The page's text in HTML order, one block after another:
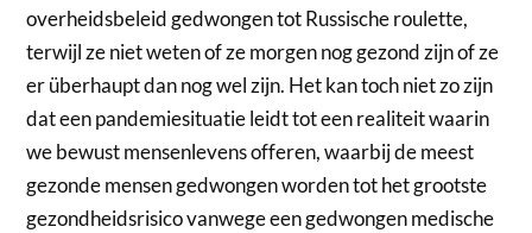
overheidsbeleid gedwongen tot Russische roulette,
terwijl ze niet weten of ze morgen nog gezond zijn of ze
er überhaupt dan nog wel zijn. Het kan toch niet zo zijn
dat een pandemiesituatie leidt tot een realiteit waarin
we bewust mensenlevens offeren, waarbij de meest
gezonde mensen gedwongen worden tot het grootste
gezondheidsrisico vanwege een gedwongen medische